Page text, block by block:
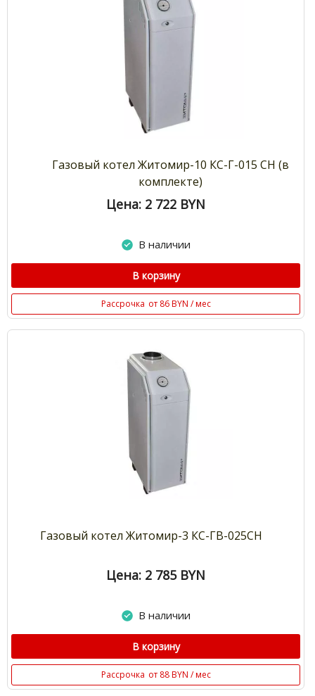
Газовый котел Житомир-10 КС-Г-015 СН (в
комплекте)
Цена: 2 722 BYN
В наличии
В корзину
Рассрочка от 86 BYN / мес
Газовый котел Житомир-3 КС-ГВ-025СН
Цена: 2 785 BYN
В наличии
В корзину
Рассрочка от 88 BYN / мес